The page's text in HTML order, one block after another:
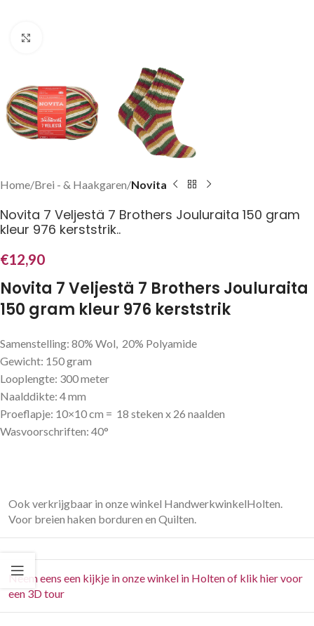
Home Brei - & Haakgaren Novita
Novita 7 Veljestä 7 Brothers Jouluraita 150 gram
kleur 976 kerststrik..
€12,90
Novita 7 Veljestä 7 Brothers Jouluraita
150 gram kleur 976 kerststrik
Samenstelling: 80% Wol, 20% Polyamide
Gewicht: 150 gram
Looplengte: 300 meter
Naalddikte: 4 mm
Proeflapje: 10×10 cm = 18 steken x 26 naalden
Wasvoorschriften: 40°
Ook verkrijgbaar in onze winkel HandwerkwinkelHolten.
Voor breien haken borduren en Quilten.
Neem eens een kijkje in onze winkel in Holten of klik hier voor
een 3D tour